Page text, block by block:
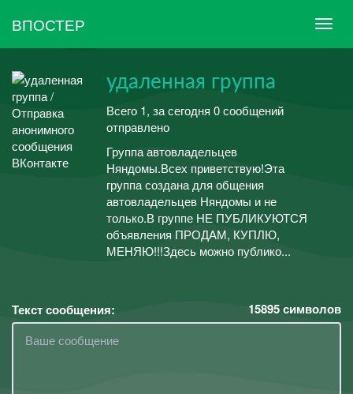
ВПОСТЕР
удаленная группа
Всего 1, за сегодня 0 сообщений
отправлено
Группа автовладельцев
Няндомы.Всех приветствую!Эта
группа создана для общения
автовладельцев Няндомы и не
только.В группе НЕ ПУБЛИКУЮТСЯ
объявления ПРОДАМ, КУПЛЮ,
МЕНЯЮ!!!Здесь можно публико...
Текст сообщения: 15895символов